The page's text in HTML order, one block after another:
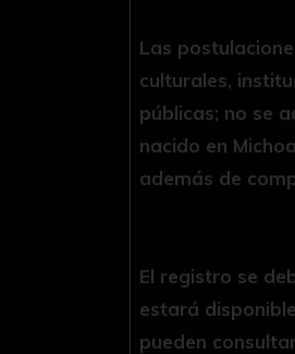
Las
culturales,
públicas; no se
nacido en
además de
El registro se
estará
pueden